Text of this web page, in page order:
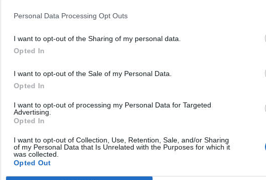
Personal Data Processing Opt Outs
I want to opt-out of the Sharing of my personal data.
Opted In
I want to opt-out of the Sale of my Personal Data.
Opted In
I want to opt-out of processing my Personal Data for Targeted
Advertising.
Opted In
I want to opt-out of Collection, Use, Retention, Sale, and/or Sharing
of my Personal Data that Is Unrelated with the Purposes for which it
was collected.
Opted Out
Přihlásit se a odpovědět
jonatan1 |Předmět:RE: RE: RE: RE:
„Zelenskyj v otevřeném dopisu Putinovi napsal, že Rusko letos